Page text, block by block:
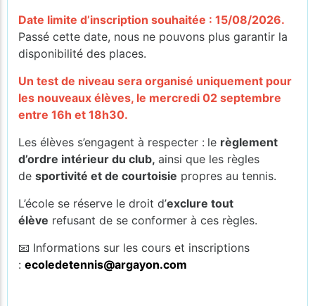
Date limite d’inscription souhaitée : 15/08/2026.
Passé cette date, nous ne pouvons plus garantir la
disponibilité des places.
Un test de niveau sera organisé uniquement pour
les nouveaux élèves, le mercredi 02 septembre
entre 16h et 18h30.
Les élèves s’engagent à respecter : le règlement
d’ordre intérieur du club, ainsi que les règles
de sportivité et de courtoisie propres au tennis.
L’école se réserve le droit d’exclure tout
élève refusant de se conformer à ces règles.
📧 Informations sur les cours et inscriptions
: ecoledetennis@argayon.com